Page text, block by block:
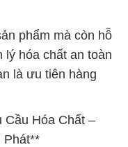
phẩm mà còn hỗ
hóa chất an toàn
là ưu tiên hàng
Cầu Hóa Chất –
Phát**